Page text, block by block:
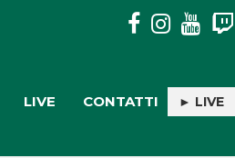
RACHELE PIOLI
LIVE CONTATTI ► LIVE